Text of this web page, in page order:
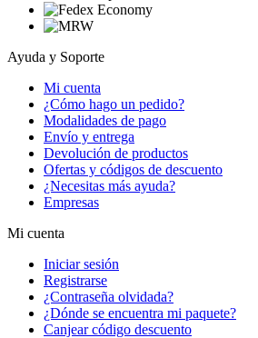
Ayuda y Soporte
Mi cuenta
¿Cómo hago un pedido?
Modalidades de pago
Envío y entrega
Devolución de productos
Ofertas y códigos de descuento
¿Necesitas más ayuda?
Empresas
Mi cuenta
Iniciar sesión
Registrarse
¿Contraseña olvidada?
¿Dónde se encuentra mi paquete?
Canjear código descuento